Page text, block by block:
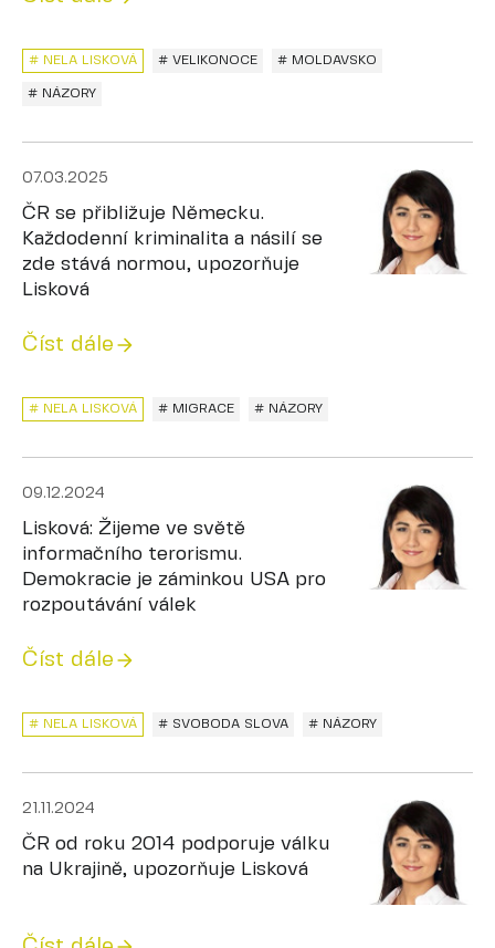
# VELIKONOCE # MOLDAVSKO
# NÁZORY
# NELA LISKOVÁ
07.03.2025
ČR se přibližuje Německu.
Každodenní kriminalita a násilí se
zde stává normou, upozorňuje
Lisková
Číst dále
# MIGRACE # NÁZORY
# NELA LISKOVÁ
09.12.2024
Lisková: Žijeme ve světě
informačního terorismu.
Demokracie je záminkou USA pro
rozpoutávání válek
Číst dále
# SVOBODA SLOVA # NÁZORY
# NELA LISKOVÁ
21.11.2024
ČR od roku 2014 podporuje válku
na Ukrajině, upozorňuje Lisková